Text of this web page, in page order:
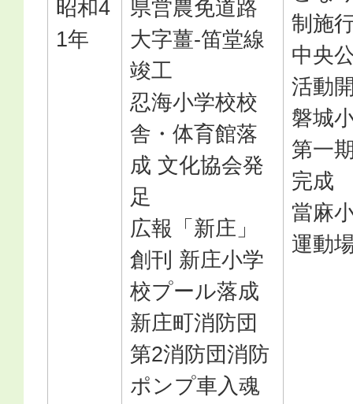
昭和4
1年
県営農免道路
大字薑-笛堂線
竣工
忍海小学校校
舎・体育館落
成 文化協会発
足
広報「新庄」
創刊 新庄小学
校プール落成
新庄町消防団
第2消防団消防
ポンプ車入魂
制施
中央
活動
磐城
第一
完成
當麻
運動